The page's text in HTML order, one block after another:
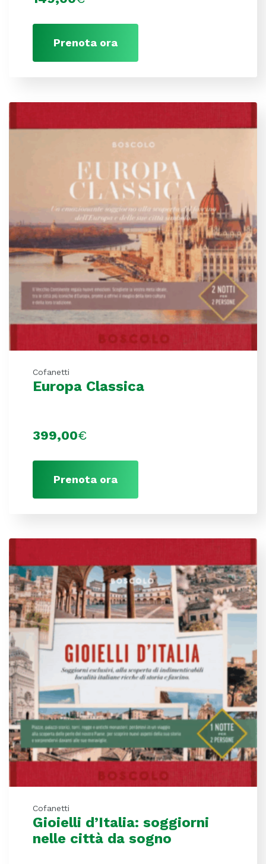
Prenota ora
Cofanetti
Europa Classica
399,00€
Prenota ora
Cofanetti
Gioielli d’Italia: soggiorni
nelle città da sogno